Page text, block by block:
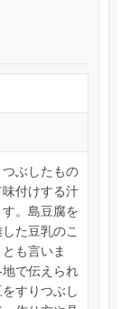
ぶしたもの
付けする汁
。島豆腐を
た豆乳のこ
も言いま
で伝えられ
すりつぶし